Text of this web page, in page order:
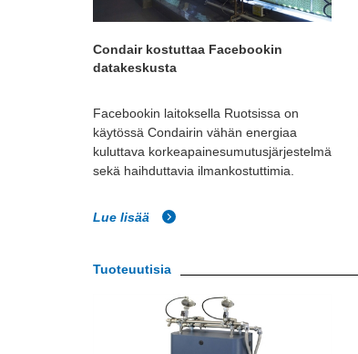
Condair kostuttaa Facebookin
datakeskusta
Facebookin laitoksella Ruotsissa on
käytössä Condairin vähän energiaa
kuluttava korkeapainesumutusjärjestelmä
sekä haihduttavia ilmankostuttimia.
Lue lisää
Tuoteuutisia